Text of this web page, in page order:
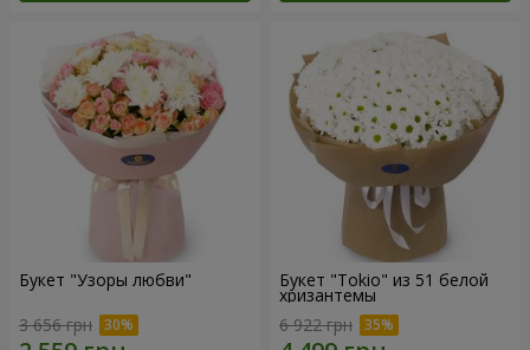
Букет "Узоры любви"
3 656 грн
Букет "Tokio" из 51 белой
хризантемы
6 922 грн